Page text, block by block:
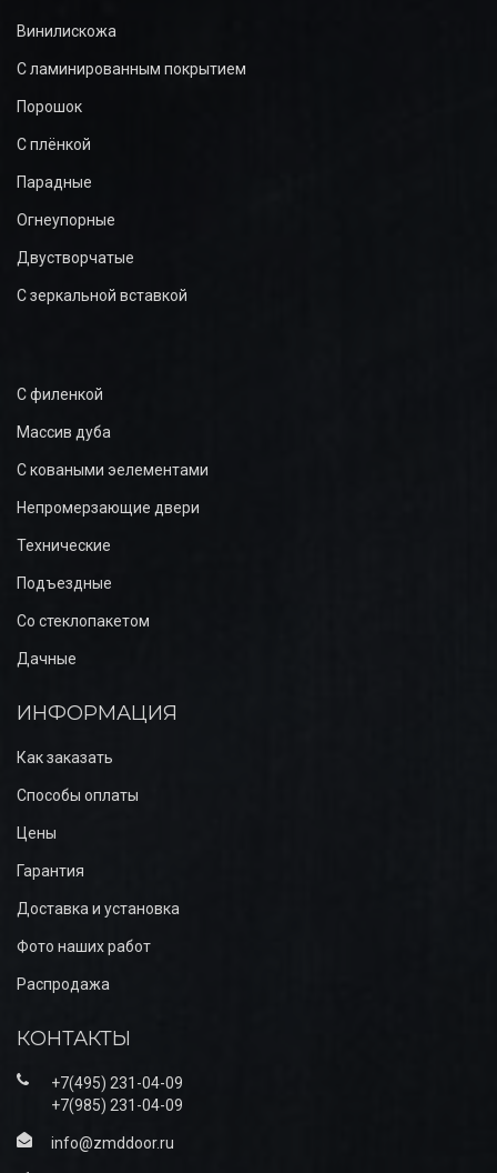
Винилискожа
С ламинированным покрытием
Порошок
С плёнкой
Парадные
Огнеупорные
Двустворчатые
С зеркальной вставкой
С филенкой
Массив дуба
С коваными эелементами
Непромерзающие двери
Технические
Подъездные
Со стеклопакетом
Дачные
ИНФОРМАЦИЯ
Как заказать
Способы оплаты
Цены
Гарантия
Доставка и установка
Фото наших работ
Распродажа
КОНТАКТЫ
+7(495) 231-04-09
+7(985) 231-04-09
info@zmddoor.ru